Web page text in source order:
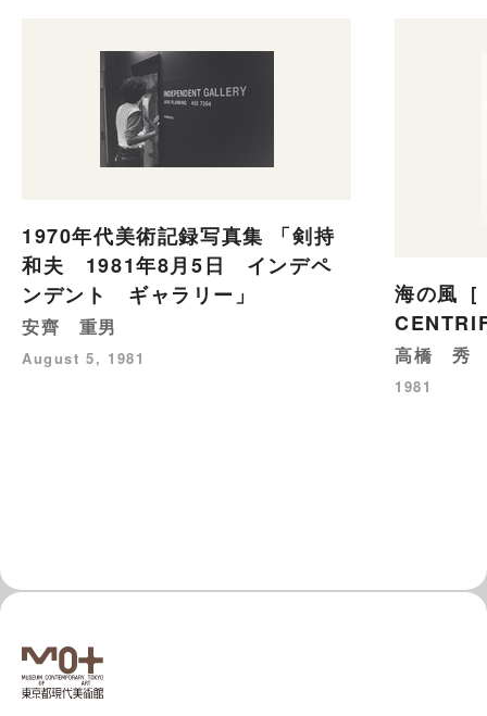
1970年代美術記録写真集 「剣持
和夫 1981年8月5日 インデペ
ンデント ギャラリー」
安齊 重男
August 5, 1981
海の風［
高橋 秀
1981